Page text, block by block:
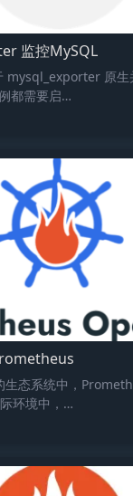
监控MySQL
mysql_exporter 原生
都需要启…
态系统中，
环境中，…